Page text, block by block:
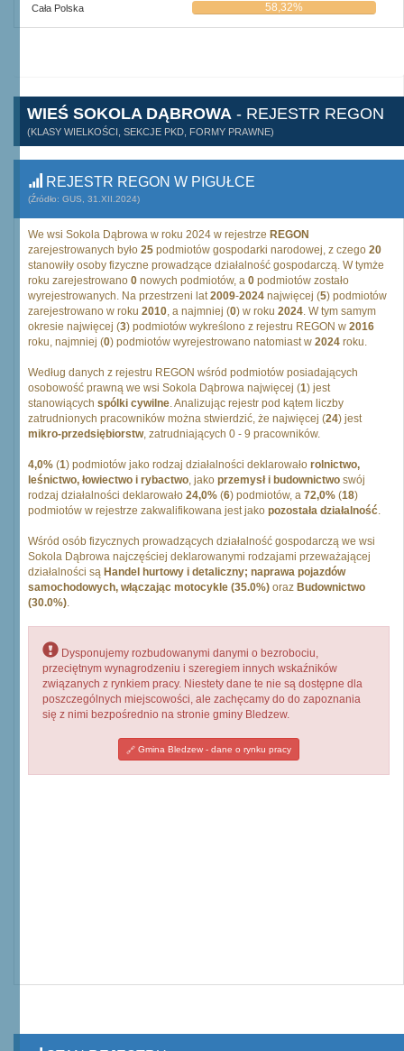
Cała Polska 58,32%
WIEŚ SOKOLA DĄBROWA - REJESTR REGON
(KLASY WIELKOŚCI, SEKCJE PKD, FORMY PRAWNE)
REJESTR REGON W PIGUŁCE
(Źródło: GUS, 31.XII.2024)
We wsi Sokola Dąbrowa w roku 2024 w rejestrze REGON
zarejestrowanych było 25 podmiotów gospodarki narodowej, z czego 20
stanowiły osoby fizyczne prowadzące działalność gospodarczą. W tymże
roku zarejestrowano 0 nowych podmiotów, a 0 podmiotów zostało
wyrejestrowanych. Na przestrzeni lat2009-2024 najwięcej (5) podmiotów
zarejestrowano w roku 2010, a najmniej (0) w roku 2024. W tym samym
okresie najwięcej (3) podmiotów wykreślono z rejestru REGON w 2016
roku, najmniej (0) podmiotów wyrejestrowano natomiast w 2024 roku.
Według danych z rejestru REGON wśród podmiotów posiadających
osobowość prawną we wsi Sokola Dąbrowa najwięcej (1) jest
stanowiących spólki cywilne. Analizując rejestr pod kątem liczby
zatrudnionych pracowników można stwierdzić, że najwięcej (24) jest
mikro-przedsiębiorstw, zatrudniających 0 - 9 pracowników.
4,0% (1) podmiotów jako rodzaj działalności deklarowało rolnictwo,
leśnictwo, łowiectwo i rybactwo, jako przemysł i budownictwo swój
rodzaj działalności deklarowało 24,0% (6) podmiotów, a 72,0% (18)
podmiotów w rejestrze zakwalifikowana jest jako pozostała działalność.
Wśród osób fizycznych prowadzących działalność gospodarczą we wsi
Sokola Dąbrowa najczęściej deklarowanymi rodzajami przeważającej
działalności są Handel hurtowy i detaliczny; naprawa pojazdów
samochodowych, włączając motocykle (35.0%) oraz Budownictwo
(30.0%).
Dysponujemy rozbudowanymi danymi o bezrobociu,
przeciętnym wynagrodzeniu i szeregiem innych wskaźników
związanych z rynkiem pracy. Niestety dane te nie są dostępne dla
poszczególnych miejscowości, ale zachęcamy do do zapoznania
się z nimi bezpośrednio na stronie gminy Bledzew.
Gmina Bledzew - dane o rynku pracy